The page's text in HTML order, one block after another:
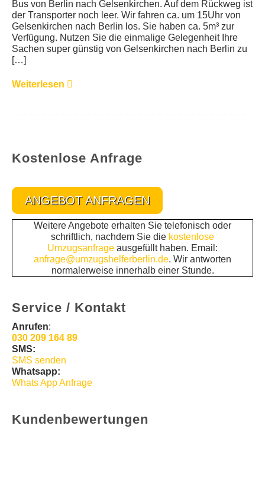
Bus von Berlin nach Gelsenkirchen. Auf dem Rückweg ist
der Transporter noch leer. Wir fahren ca. um 15Uhr von
Gelsenkirchen nach Berlin los. Sie haben ca. 5m³ zur
Verfügung. Nutzen Sie die einmalige Gelegenheit Ihre
Sachen super günstig von Gelsenkirchen nach Berlin zu
[…]
Weiterlesen
Kostenlose Anfrage
ANGEBOT ANFRAGEN
Weitere Angebote erhalten Sie telefonisch oder
schriftlich, nachdem Sie die kostenlose
Umzugsanfrage ausgefüllt haben. Email:
anfrage@umzugshelferberlin.de. Wir antworten
normalerweise innerhalb einer Stunde.
Service / Kontakt
Anrufen:
030 209 164 89
SMS:
SMS senden
Whatsapp:
Whats App Anfrage
Kundenbewertungen